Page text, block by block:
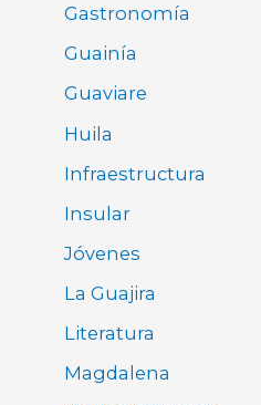
Gastronomía
Guainía
Guaviare
Huila
Infraestructura
Insular
Jóvenes
La Guajira
Literatura
Magdalena